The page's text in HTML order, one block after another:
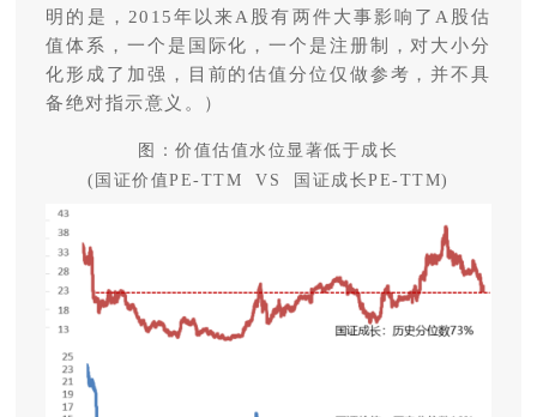
明的是，2015年以来A股有两件大事影响了A股估
值体系，一个是国际化，一个是注册制，对大小分
化形成了加强，目前的估值分位仅做参考，并不具
备绝对指示意义。）
图：价值估值水位显著低于成长
(国证价值PE-TTM VS 国证成长PE-TTM)